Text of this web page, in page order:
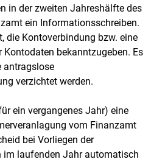
in der zweiten Jahreshälfte des
ein Informationsschreiben.
die Kontoverbindung bzw. eine
Kontodaten bekanntzugeben. Es
antragslose
verzichtet werden.
ein vergangenes Jahr) eine
vom Finanzamt
bei Vorliegen der
im laufenden Jahr automatisch